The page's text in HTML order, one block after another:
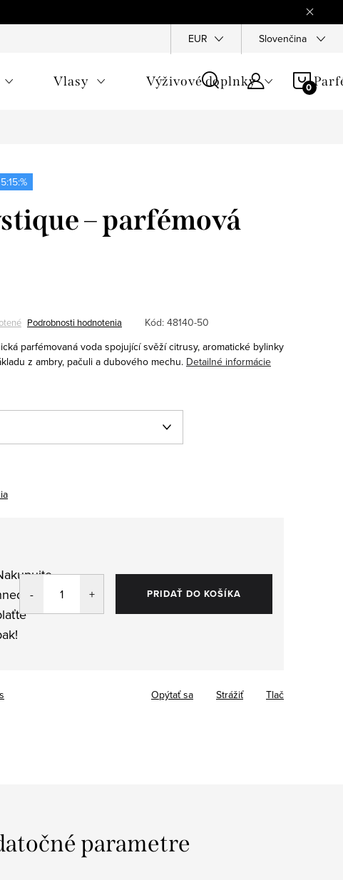
Ochrana osobních údajů Všeobecné
EUR Slovenčina
Vlasy Výživové doplnky
– parfémová
Podrobnosti hodnotenia Kód: 48140-50
parfémovaná voda spojující svěží citrusy, aromatické bylinky
z ambry, pačuli a dubového mechu. Detailné informácie
PRIDAŤ DO KOŠÍKA
Tlač
Opýtať sa Strážiť
parametre